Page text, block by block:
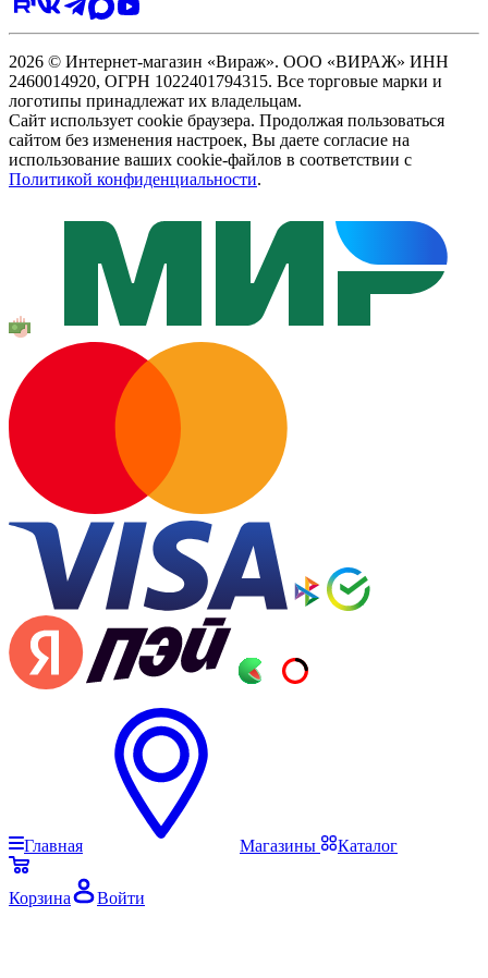
2026 © Интернет-магазин «Вираж». ООО «ВИРАЖ» ИНН
2460014920, ОГРН 1022401794315. Все торговые марки и
логотипы принадлежат их владельцам.
Сайт использует cookie браузера. Продолжая пользоваться
сайтом без изменения настроек, Вы даете согласие на
использование ваших cookie-файлов в соответствии с
Политикой конфиденциальности.
Главная Магазины Каталог
Корзина Войти